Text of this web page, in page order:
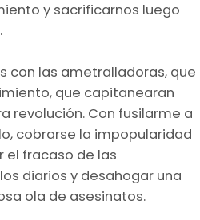
y sacrificarnos luego
con las ametralladoras, que
que capitanearan
revolución. Con fusilarme a
cobrarse la impopularidad
el fracaso de las
diarios y desahogar una
ola de asesinatos.